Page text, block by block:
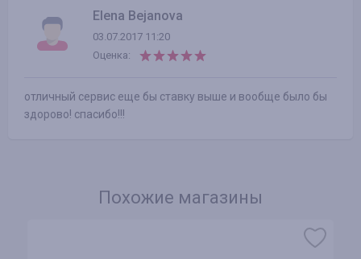
Elena Bejanova
03.07.2017 11:20
Оценка:
отличный сервис еще бы ставку выше и вообще было бы
здорово! спасибо!!!
Похожие магазины